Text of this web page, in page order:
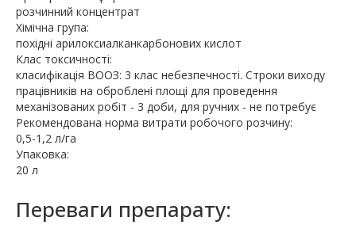
розчинний концентрат
Хімічна група:
похідні арилоксиалканкарбонових кислот
Клас токсичності:
класифікація ВООЗ: 3 клас небезпечності. Строки виходу
працівників на оброблені площі для проведення
механізованих робіт - 3 доби, для ручних - не потребує
Рекомендована норма витрати робочого розчину:
0,5-1,2 л/га
Упаковка:
20 л
Переваги препарату: